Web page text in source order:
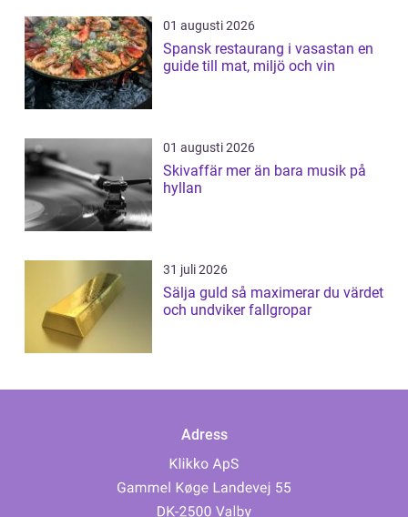
01 augusti 2026
Spansk restaurang i vasastan en
guide till mat, miljö och vin
01 augusti 2026
Skivaffär mer än bara musik på
hyllan
31 juli 2026
Sälja guld så maximerar du värdet
och undviker fallgropar
Adress